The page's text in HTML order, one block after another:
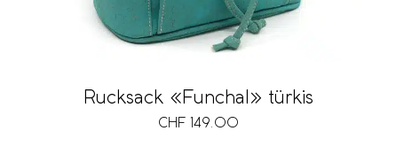
Rucksack «Funchal» türkis
CHF 149.00